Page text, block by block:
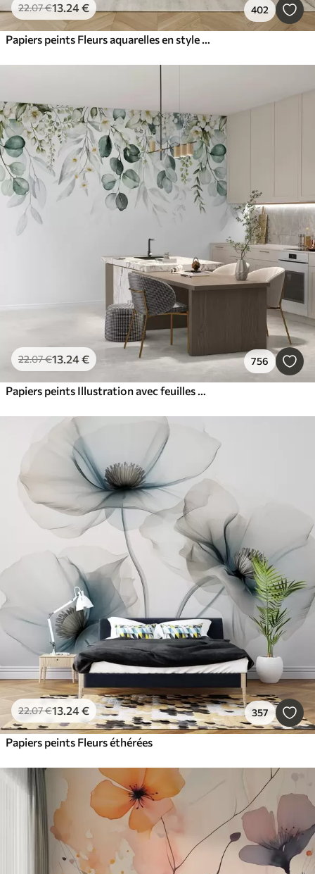
22.07€13.24€ 402
Papiers peints Fleurs aquarelles en style grunge
22.07€13.24€ 756
Papiers peints Illustration avec feuilles vertes, fleurs blanches, pivoine et branches
22.07€13.24€ 357
Papiers peints Fleurs éthérées